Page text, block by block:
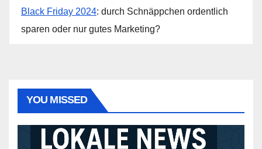
Black Friday 2024: durch Schnäppchen ordentlich
sparen oder nur gutes Marketing?
YOU MISSED